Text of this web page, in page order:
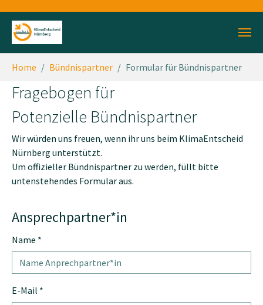
Home Bündnispartner Formular für Bündnispartner
Fragebogen für
Potenzielle Bündnispartner
Wir würden uns freuen, wenn ihr uns beim KlimaEntscheid
Nürnberg unterstützt.
Um offizieller Bündnispartner zu werden, füllt bitte
untenstehendes Formular aus.
Ansprechpartner*in
Name *
E-Mail *